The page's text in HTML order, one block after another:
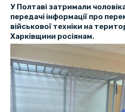
У Полтаві затримали
передачі інформації про
військової техніки на
Харківщини росіянам.